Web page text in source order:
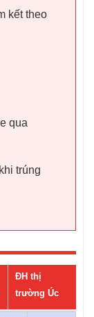
kết theo
qua
trúng
ĐH thị
trường Úc